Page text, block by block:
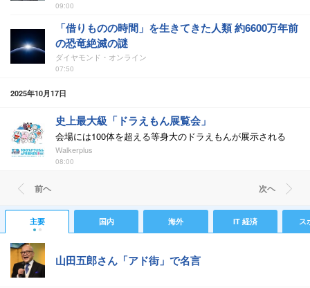
09:00
「借りものの時間」を生きてきた人類 約6600万年前
の恐竜絶滅の謎
ダイヤモンド・オンライン
07:50
2025年10月17日
史上最大級「ドラえもん展覧会」
会場には100体を超える等身大のドラえもんが展示される
Walkerplus
08:00
前ヘ 次ヘ
主要 国内 海外 IT 経済 ス
山田五郎さん「アド街」で名言